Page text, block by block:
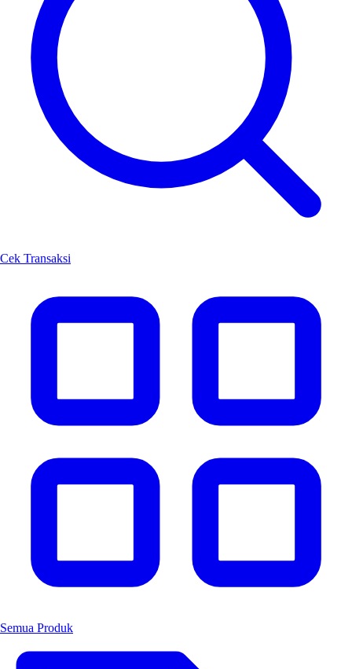
Cek Transaksi
Semua Produk